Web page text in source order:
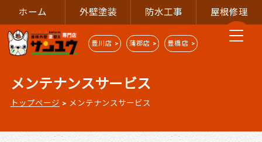
ホーム 外壁塗装 防水工事 屋根修理
豊川店 > 蒲郡店 > 豊橋店 >
メンテナンスサービス
トップページ > メンテナンスサービス